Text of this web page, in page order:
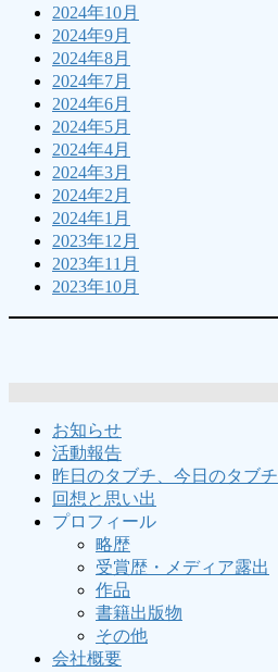
2024年10月
2024年9月
2024年8月
2024年7月
2024年6月
2024年5月
2024年4月
2024年3月
2024年2月
2024年1月
2023年12月
2023年11月
2023年10月
お知らせ
活動報告
昨日のタブチ、今日のタブチ
回想と思い出
プロフィール
略歴
受賞歴・メディア露出
作品
書籍出版物
その他
会社概要